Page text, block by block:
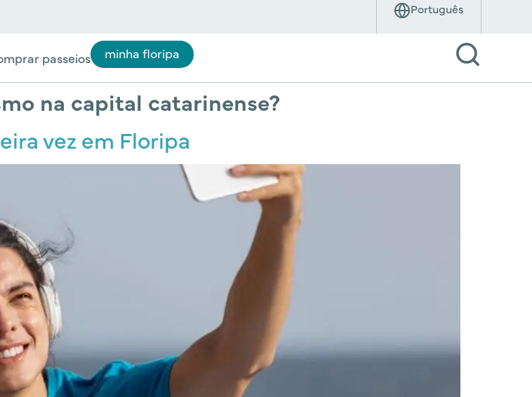
passeios minha floripa
na capital catarinense?
vez em Floripa